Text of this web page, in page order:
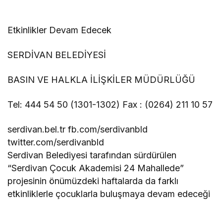
Etkinlikler Devam Edecek
SERDİVAN BELEDİYESİ
BASIN VE HALKLA İLİŞKİLER MÜDÜRLÜĞÜ
Tel: 444 54 50 (1301-1302) Fax : (0264) 211 10 57
serdivan.bel.tr fb.com/serdivanbld
twitter.com/serdivanbld
Serdivan Belediyesi tarafından sürdürülen
“Serdivan Çocuk Akademisi 24 Mahallede”
projesinin önümüzdeki haftalarda da farklı
etkinliklerle çocuklarla buluşmaya devam edeceği